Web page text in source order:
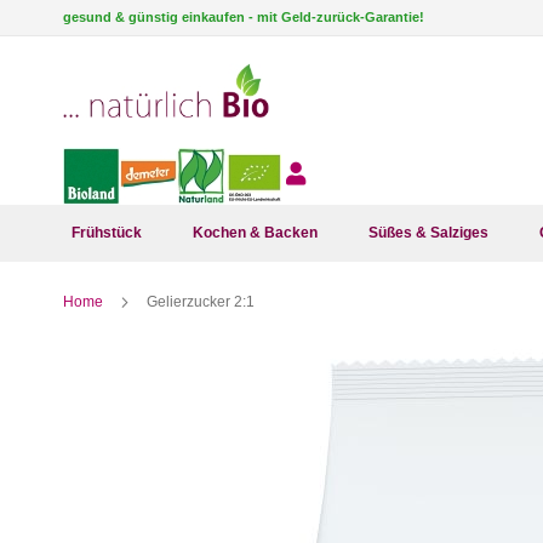
Direkt
gesund & günstig einkaufen - mit Geld-zurück-Garantie!
Frühstück Kochen & Backen Süßes & Salziges
Home Gelierzucker 2:1